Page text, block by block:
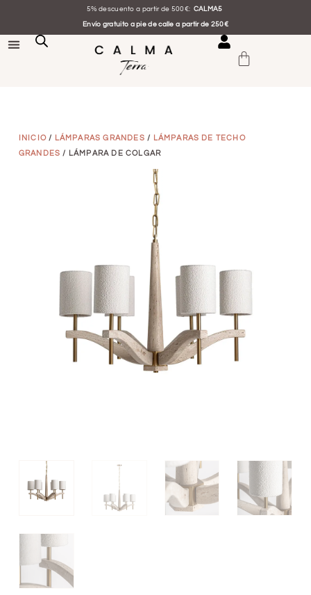
5% descuento a partir de 500€: CALMA5
Envío gratuito a pie de calle a partir de 250€
INICIO / LÁMPARAS GRANDES /
LÁMPARAS DE TECHO
GRANDES / LÁMPARA DE COLGAR